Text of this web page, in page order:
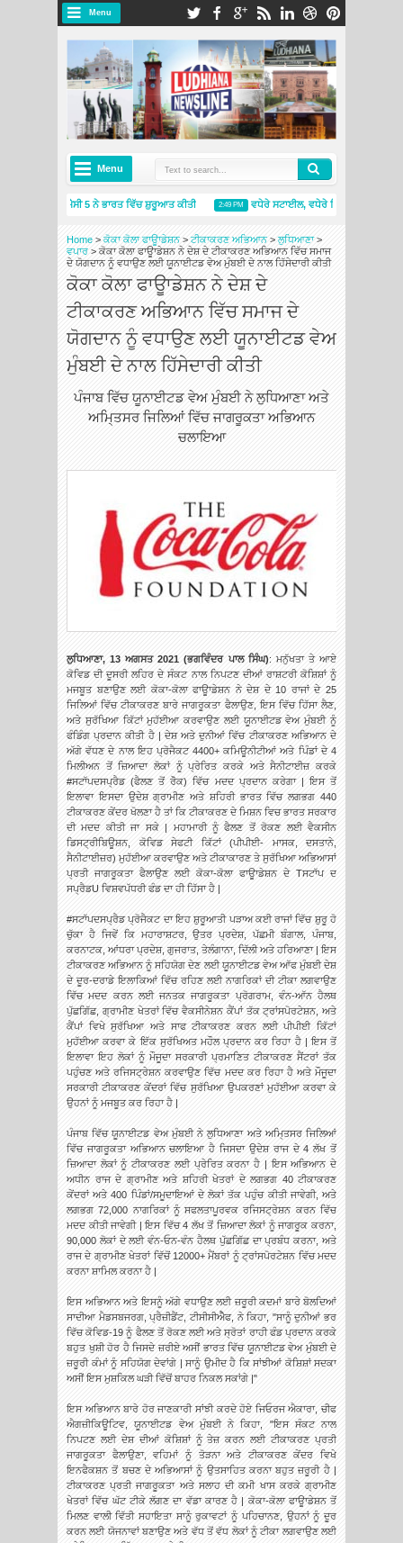
Menu
Menu
ਪ੍ਰਾਈਮੈਸੀ 5 ਨੇ ਭਾਰਤ ਵਿੱਚ ਸ਼ੁਰੂਆਤ ਕੀਤੀ 2:49 PM
ਵਧੇਰੇ ਸਟਾਈਲ, ਵਧੇਰੇ ਵਿਲੱਖਣਤਾ: ਸਕੋਡਾ
Home > ਕੋਕਾ ਕੋਲਾ ਫਾਊਾਡੇਸ਼ਨ > ਟੀਕਾਕਰਣ ਅਭਿਆਨ> ਲੁਧਿਆਣਾ>
ਵਪਾਰ >ਕੋਕਾ ਕੋਲਾ ਫਾਊਾਡੇਸ਼ਨ ਨੇ ਦੇਸ਼ ਦੇ ਟੀਕਾਕਰਣ ਅਭਿਆਨ ਵਿੱਚ ਸਮਾਜ
ਦੇ ਯੋਗਦਾਨ ਨੂੰ ਵਧਾਉਣ ਲਈ ਯੂਨਾਈਟਡ ਵੇਅ ਮੁੰਬਈ ਦੇ ਨਾਲ ਹਿੱਸੇਦਾਰੀ ਕੀਤੀ
ਕੋਕਾ ਕੋਲਾ ਫਾਊਾਡੇਸ਼ਨ ਨੇ ਦੇਸ਼ ਦੇ
ਟੀਕਾਕਰਣ ਅਭਿਆਨ ਵਿੱਚ ਸਮਾਜ ਦੇ
ਯੋਗਦਾਨ ਨੂੰ ਵਧਾਉਣ ਲਈ ਯੂਨਾਈਟਡ ਵੇਅ
ਮੁੰਬਈ ਦੇ ਨਾਲ ਹਿੱਸੇਦਾਰੀ ਕੀਤੀ
ਪੰਜਾਬ ਵਿੱਚ ਯੂਨਾਈਟਡ ਵੇਅ ਮੁੰਬਈ ਨੇ ਲੁਧਿਆਣਾ ਅਤੇ
ਅਮਿ੍ਤਸਰ ਜਿਲਿਆਂ ਵਿੱਚ ਜਾਗਰੂਕਤਾ ਅਭਿਆਨ
ਚਲਾਇਆ
ਲੁਧਿਆਣਾ, 13 ਅਗਸਤ 2021 (ਭਗਵਿੰਦਰ ਪਾਲ ਸਿੰਘ): ਮਨੁੱਖਤਾ ਤੇ ਆਏ
ਕੋਵਿਡ ਦੀ ਦੂਸਰੀ ਲਹਿਰ ਦੇ ਸੰਕਟ ਨਾਲ ਨਿਪਟਣ ਦੀਆਂ ਰਾਸ਼ਟਰੀ ਕੋਸ਼ਿਸ਼ਾਂ ਨੂੰ
ਮਜਬੂਤ ਬਣਾਉਣ ਲਈ ਕੋਕਾ-ਕੋਲਾ ਫਾਊਾਡੇਸ਼ਨ ਨੇ ਦੇਸ਼ ਦੇ 10 ਰਾਜਾਂ ਦੇ 25
ਜਿਲਿਆਂ ਵਿੱਚ ਟੀਕਾਕਰਣ ਬਾਰੇ ਜਾਗਰੂਕਤਾ ਫੈਲਾਉਣ, ਇਸ ਵਿੱਚ ਹਿੱਸਾ ਲੈਣ,
ਅਤੇ ਸੁਰੱਖਿਆ ਕਿੱਟਾਂ ਮੁਹੱਈਆ ਕਰਵਾਉਣ ਲਈ ਯੂਨਾਈਟਡ ਵੇਅ ਮੁੰਬਈ ਨੂੰ
ਫੰਡਿੰਗ ਪ੍ਰਦਾਨ ਕੀਤੀ ਹੈ | ਦੇਸ਼ ਅਤੇ ਦੁਨੀਆਂ ਵਿੱਚ ਟੀਕਾਕਰਣ ਅਭਿਆਨ ਦੇ
ਅੱਗੇ ਵੱਧਣ ਦੇ ਨਾਲ ਇਹ ਪ੍ਰੋਜੈਕਟ 4400+ ਕਮਿਊਨੀਟੀਆਂ ਅਤੇ ਪਿੰਡਾਂ ਦੇ 4
ਮਿਲੀਅਨ ਤੋਂ ਜ਼ਿਆਦਾ ਲੋਕਾਂ ਨੂੰ ਪ੍ਰੇਰਿਤ ਕਰਕੇ ਅਤੇ ਸੈਨੀਟਾਈਜ਼ ਕਰਕੇ
#ਸਟਾੱਪਦਸਪ੍ਰੈਡ (ਫੈਲਣ ਤੋਂ ਰੋੋਕ) ਵਿੱਚ ਮਦਦ ਪ੍ਰਦਾਨ ਕਰੇਗਾ | ਇਸ ਤੋਂ
ਇਲਾਵਾ ਇਸਦਾ ਉਦੇਸ਼ ਗ੍ਰਾਮੀਣ ਅਤੇ ਸ਼ਹਿਰੀ ਭਾਰਤ ਵਿੱਚ ਲਗਭਗ 440
ਟੀਕਾਕਰਣ ਕੇਂਦਰ ਖੋਲਣਾ ਹੈ ਤਾਂ ਕਿ ਟੀਕਾਕਰਣ ਦੇ ਮਿਸ਼ਨ ਵਿਚ ਭਾਰਤ ਸਰਕਾਰ
ਦੀ ਮਦਦ ਕੀਤੀ ਜਾ ਸਕੇ | ਮਹਾਮਾਰੀ ਨੂੰ ਫੈਲਣ ਤੋਂ ਰੋਕਣ ਲਈ ਵੈਕਸੀਨ
ਡਿਸਟ੍ਰੀਬਿਊਸ਼ਨ, ਕੋਵਿਡ ਸੇਫਟੀ ਕਿੱਟਾਂ (ਪੀਪੀਈ- ਮਾਸਕ, ਦਸਤਾਨੇ,
ਸੈਨੀਟਾਈਜ਼ਰ) ਮੁਹੱਈਆ ਕਰਵਾਉਣ ਅਤੇ ਟੀਕਾਕਾਰਣ ਤੇ ਸੁਰੱਖਿਆ ਅਭਿਆਸਾਂ
ਪ੍ਰਤੀ ਜਾਗਰੂਕਤਾ ਫੈਲਾਉਣ ਲਈ ਕੋਕਾ-ਕੋਲਾ ਫਾਊਾਡੇਸ਼ਨ ਦੇ Tਸਟਾੱਪ ਦ
ਸਪ੍ਰੈਡU ਵਿਸ਼ਵਪੱਧਰੀ ਫੰਡ ਦਾ ਹੀ ਹਿੱਸਾ ਹੈ |
#ਸਟਾੱਪਦਸਪ੍ਰੈਡ ਪ੍ਰੋਜੈਕਟ ਦਾ ਇਹ ਸ਼ੁਰੂਆਤੀ ਪੜਾਅ ਕਈ ਰਾਜਾਂ ਵਿੱਚ ਸ਼ੁਰੂ ਹੋ
ਚੁੱਕਾ ਹੈ ਜਿਵੇਂ ਕਿ ਮਹਾਰਾਸ਼ਟਰ, ਉਤਰ ਪ੍ਰਦੇਸ਼, ਪੱਛਮੀ ਬੰਗਾਲ, ਪੰਜਾਬ,
ਕਰਨਾਟਕ, ਆਂਧਰਾ ਪ੍ਰਦੇਸ਼, ਗੁਜਰਾਤ, ਤੇਲੰਗਾਨਾ, ਦਿੱਲੀ ਅਤੇ ਹਰਿਆਣਾ | ਇਸ
ਟੀਕਾਕਰਣ ਅਭਿਆਨ ਨੂੰ ਸਹਿਯੋਗ ਦੇਣ ਲਈ ਯੂਨਾਈਟਡ ਵੇਅ ਆੱਫ ਮੁੰਬਈ ਦੇਸ਼
ਦੇ ਦੂਰ-ਦਰਾਡੇ ਇਲਾਕਿਆਂ ਵਿੱਚ ਰਹਿਣ ਲਈ ਨਾਗਰਿਕਾਂ ਦੀ ਟੀਕਾ ਲਗਵਾਉਣ
ਵਿੱਚ ਮਦਦ ਕਰਨ ਲਈ ਜਨਤਕ ਜਾਗਰੂਕਤਾ ਪ੍ਰੋਗਰਾਮ, ਵੰਨ-ਆੱਨ ਹੈਲਥ
ਪੁੱਛਗਿੱਛ, ਗ੍ਰਾਮੀਣ ਖੇਤਰਾਂ ਵਿੱਚ ਵੈਕਸੀਨੇਸ਼ਨ ਕੈਂਪਾਂ ਤੱਕ ਟ੍ਰਾਂਸਪੋਰਟੇਸ਼ਨ, ਅਤੇ
ਕੈਂਪਾਂ ਵਿਖੇ ਸੁਰੱਖਿਆ ਅਤੇ ਸਾਫ ਟੀਕਾਕਰਣ ਕਰਨ ਲਈ ਪੀਪੀਈ ਕਿੱਟਾਂ
ਮੁਹੱਈਆ ਕਰਵਾ ਕੇ ਇੱਕ ਸੁਰੱਖਿਅਤ ਮਹੌਲ ਪ੍ਰਦਾਨ ਕਰ ਰਿਹਾ ਹੈ | ਇਸ ਤੋਂ
ਇਲਾਵਾ ਇਹ ਲੋਕਾਂ ਨੂੰ ਮੌਜੂਦਾ ਸਰਕਾਰੀ ਪ੍ਰਮਾਣਿਤ ਟੀਕਾਕਰਣ ਸੈਂਟਰਾਂ ਤੱਕ
ਪਹੁੰਚਣ ਅਤੇ ਰਜਿਸਟ੍ਰੇਸ਼ਨ ਕਰਵਾਉਣ ਵਿੱਚ ਮਦਦ ਕਰ ਰਿਹਾ ਹੈ ਅਤੇ ਮੌਜੂਦਾ
ਸਰਕਾਰੀ ਟੀਕਾਕਰਣ ਕੇਂਦਰਾਂ ਵਿੱਚ ਸੁਰੱਖਿਆ ਉਪਕਰਣਾਂ ਮੁਹੱਈਆ ਕਰਵਾ ਕੇ
ਉਹਨਾਂ ਨੂੰ ਮਜਬੂਤ ਕਰ ਰਿਹਾ ਹੈ |
ਪੰਜਾਬ ਵਿੱਚ ਯੂਨਾਈਟਡ ਵੇਅ ਮੁੰਬਈ ਨੇ ਲੁਧਿਆਣਾ ਅਤੇ ਅਮਿ੍ਤਸਰ ਜਿਲਿਆਂ
ਵਿੱਚ ਜਾਗਰੂਕਤਾ ਅਭਿਆਨ ਚਲਾਇਆ ਹੈ ਜਿਸਦਾ ਉਦੇਸ਼ ਰਾਜ ਦੇ 4 ਲੱਖ ਤੋਂ
ਜ਼ਿਆਦਾ ਲੋਕਾਂ ਨੂੰ ਟੀਕਾਕਰਣ ਲਈ ਪ੍ਰੇਰਿਤ ਕਰਨਾ ਹੈ | ਇਸ ਅਭਿਆਨ ਦੇ
ਅਧੀਨ ਰਾਜ ਦੇ ਗ੍ਰਾਮੀਣ ਅਤੇ ਸ਼ਹਿਰੀ ਖੇਤਰਾਂ ਦੇ ਲਗਭਗ 40 ਟੀਕਾਕਰਣ
ਕੇਂਦਰਾਂ ਅਤੇ 400 ਪਿੰਡਾਂ/ਸਮੂਦਾਇਆਂ ਦੇ ਲੋਕਾਂ ਤੱਕ ਪਹੁੰਚ ਕੀਤੀ ਜਾਵੇਗੀ, ਅਤੇ
ਲਗਭਗ 72,000 ਨਾਗਰਿਕਾਂ ਨੂੰ ਸਫਲਤਾਪੂਰਵਕ ਰਜਿਸਟ੍ਰੇਸ਼ਨ ਕਰਨ ਵਿੱਚ
ਮਦਦ ਕੀਤੀ ਜਾਵੇਗੀ | ਇਸ ਵਿੱਚ 4 ਲੱਖ ਤੋਂ ਜ਼ਿਆਦਾ ਲੋਕਾਂ ਨੂੰ ਜਾਗਰੂਕ ਕਰਨਾ,
90,000 ਲੋਕਾਂ ਦੇ ਲਈ ਵੰਨ-ਓਨ-ਵੰਨ ਹੈਲਥ ਪੁੱਛਗਿੱਛ ਦਾ ਪ੍ਰਬੰਧ ਕਰਨਾ, ਅਤੇ
ਰਾਜ ਦੇ ਗ੍ਰਾਮੀਣ ਖੇਤਰਾਂ ਵਿੱਚੋਂ 12000+ ਮੈਂਬਰਾਂ ਨੂੰ ਟ੍ਰਾਂਸਪੋਰਟੇਸ਼ਨ ਵਿੱਚ ਮਦਦ
ਕਰਨਾ ਸ਼ਾਮਿਲ ਕਰਨਾ ਹੈ |
ਇਸ ਅਭਿਆਨ ਅਤੇ ਇਸਨੂੰ ਅੱਗੇ ਵਧਾਉਣ ਲਈ ਜ਼ਰੂਰੀ ਕਦਮਾਂ ਬਾਰੇ ਬੋਲਦਿਆਂ
ਸਾਦੀਆ ਮੈਡਸਬਜਰਗ, ਪ੍ਰੈਜ਼ੀਡੈਂਟ, ਟੀਸੀਸੀਐੈਫ, ਨੇ ਕਿਹਾ, "ਸਾਨੂੰ ਦੁਨੀਆਂ ਭਰ
ਵਿੱਚ ਕੋਵਿਡ-19 ਨੂੰ ਫੈਲਣ ਤੋਂ ਰੋਕਣ ਲਈ ਅਤੇ ਸ੍ਰੋਤਾਂ ਰਾਹੀ ਫੰਡ ਪ੍ਰਦਾਨ ਕਰਕੇ
ਬਹੁਤ ਖੁਸ਼ੀ ਹੋਰ ਹੈ ਜਿਸਦੇ ਜ਼ਰੀਏ ਅਸੀਂ ਭਾਰਤ ਵਿੱਚ ਯੂਨਾਈਟਡ ਵੇਅ ਮੁੰਬਈ ਦੇ
ਜ਼ਰੂਰੀ ਕੰਮਾਂ ਨੂੰ ਸਹਿਯੋਗ ਦੇਵਾਂਗੇ | ਸਾਨੂੰ ਉਮੀਦ ਹੈ ਕਿ ਸਾਂਝੀਆਂ ਕੋਸ਼ਿਸ਼ਾਂ ਸਦਕਾ
ਅਸੀਂ ਇਸ ਮੁਸ਼ਕਿਲ ਘੜੀ ਵਿੱਚੋਂ ਬਾਹਰ ਨਿਕਲ ਸਕਾਂਗੇ |"
ਇਸ ਅਭਿਆਨ ਬਾਰੇ ਹੋਰ ਜਾਣਕਾਰੀ ਸਾਂਝੀ ਕਰਦੇ ਹੋਏ ਜਿਓਰਜ ਐਕਾਰਾ, ਚੀਫ
ਐਗਜ਼ੀਕਿਊਟਿਵ, ਯੂਨਾਈਟਡ ਵੇਅ ਮੁੰਬਈ ਨੇ ਕਿਹਾ, "ਇਸ ਸੰਕਟ ਨਾਲ
ਨਿਪਟਣ ਲਈ ਦੇਸ਼ ਦੀਆਂ ਕੋਸ਼ਿਸ਼ਾਂ ਨੂੰ ਤੇਜ਼ ਕਰਨ ਲਈ ਟੀਕਾਕਰਣ ਪ੍ਰਤੀ
ਜਾਗਰੂਕਤਾ ਫੈਲਾਉਣਾ, ਵਹਿਮਾਂ ਨੂੰ ਤੋੜਨਾ ਅਤੇ ਟੀਕਾਕਰਣ ਕੇਂਦਰ ਵਿਖੇ
ਇਨਫੈਕਸ਼ਨ ਤੋਂ ਬਚਣ ਦੇ ਅਭਿਆਸਾਂ ਨੂੰ ਉਤਸਾਹਿਤ ਕਰਨਾ ਬਹੁਤ ਜ਼ਰੂਰੀ ਹੈ |
ਟੀਕਾਕਰਣ ਪ੍ਰਤੀ ਜਾਗਰੂਕਤਾ ਅਤੇ ਸਲਾਹ ਦੀ ਕਮੀ ਖਾਸ ਕਰਕੇ ਗ੍ਰਾਮੀਣ
ਖੇਤਰਾਂ ਵਿੱਚ ਘੱਟ ਟੀਕੇ ਲੱਗਣ ਦਾ ਵੱਡਾ ਕਾਰਣ ਹੈ | ਕੋਕਾ-ਕੋਲਾ ਫਾਊਾਡੇਸ਼ਨ ਤੋਂ
ਮਿਲਣ ਵਾਲੀ ਵਿੱਤੀ ਸਹਾਇਤਾ ਸਾਨੂੰ ਰੁਕਾਵਟਾਂ ਨੂੰ ਪਹਿਚਾਨਣ, ਉਹਨਾਂ ਨੂੰ ਦੂਰ
ਕਰਨ ਲਈ ਯੋਜਨਾਵਾਂ ਬਣਾਉਣ ਅਤੇ ਵੱਧ ਤੋਂ ਵੱਧ ਲੋਕਾਂ ਨੂੰ ਟੀਕਾ ਲਗਵਾਉਣ ਲਈ